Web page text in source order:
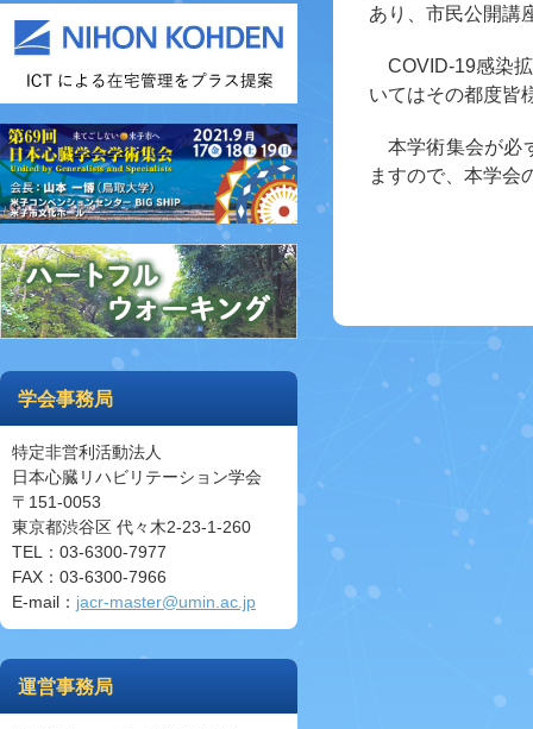
学会事務局
特定非営利活動法人
日本心臓リハビリテーション学会
〒151-0053
東京都渋谷区 代々木2-23-1-260
TEL：03-6300-7977
FAX：03-6300-7966
E-mail： jacr-master@umin.ac.jp
運営事務局
あり、市民公開講
COVID-19感染
いてはその都度
本学術集会が必
ますので、本学会